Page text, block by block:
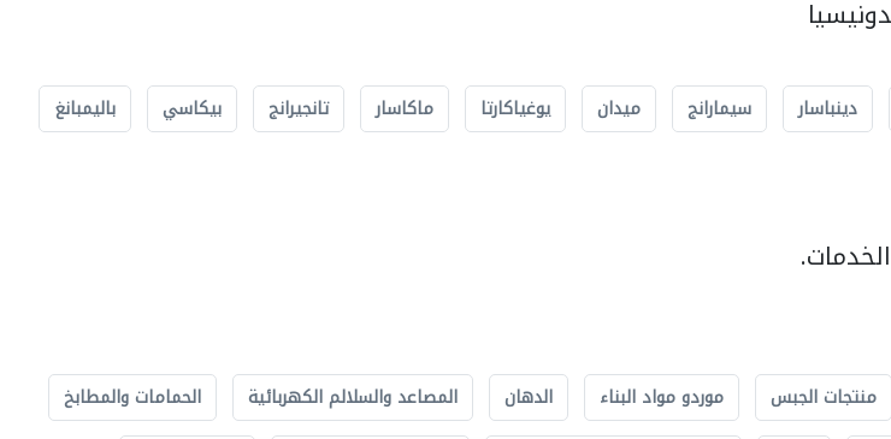
دينباسار سيمارانج ميدان يوغياكارتا ماكاسار تانجيرانج بيكاسي باليمبانغ
منتجات الجبس موردو مواد البناء الدهان المصاعد والسلالم الكهربائية
الحمامات والمطابخ